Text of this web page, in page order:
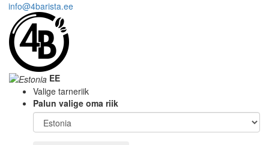
info@4barista.ee
EE
Valige tarneriik
Palun valige oma riik